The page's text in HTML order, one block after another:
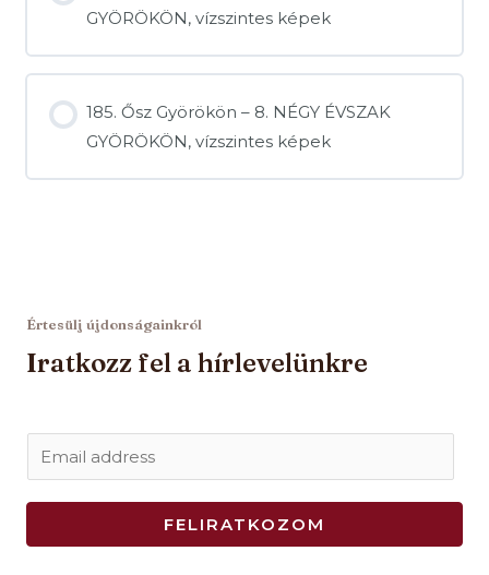
GYÖRÖKÖN, vízszintes képek
185. Ősz Györökön – 8. NÉGY ÉVSZAK
GYÖRÖKÖN, vízszintes képek
Értesülj újdonságainkról
Iratkozz fel a hírlevelünkre
m
a
FELIRATKOZOM